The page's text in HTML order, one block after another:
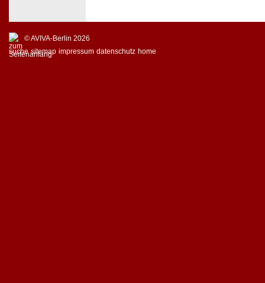
© AVIVA-Berlin 2026
suche sitemap impressum datenschutz home